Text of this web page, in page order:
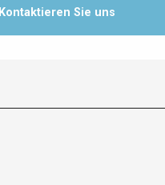
Kontaktieren Sie uns